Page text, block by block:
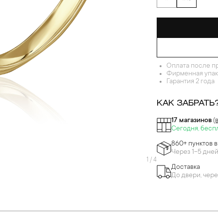
1 / 4
Оплата после
Фирменная
Гарантия 2 года
КАК
17 магазинов
Сегодня,
860+ пунктов
Через 1-5 дней
Доставка
До двери,